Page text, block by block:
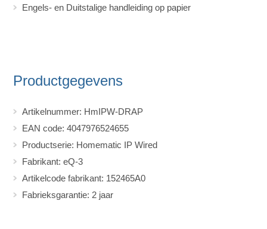
Engels- en Duitstalige handleiding op papier
Productgegevens
Artikelnummer: HmIPW-DRAP
EAN code: 4047976524655
Productserie: Homematic IP Wired
Fabrikant: eQ-3
Artikelcode fabrikant: 152465A0
Fabrieksgarantie: 2 jaar